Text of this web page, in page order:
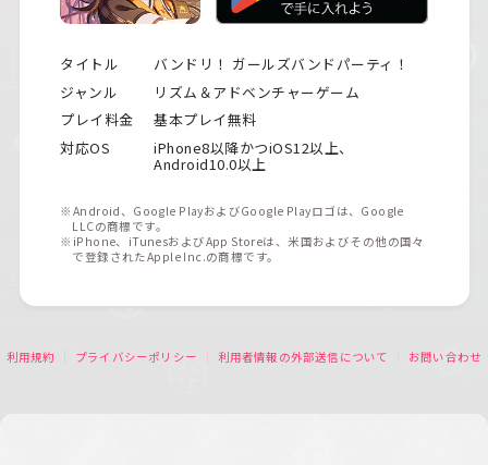
タイトル
バンドリ！ ガールズバンドパーティ！
ジャンル
リズム＆アドベンチャーゲーム
プレイ料金
基本プレイ無料
対応OS
iPhone8以降かつiOS12以上、
Android10.0以上
※Android、Google PlayおよびGoogle Playロゴは、Google
LLCの商標です。
※iPhone、iTunesおよびApp Storeは、米国およびその他の国々
で登録されたApple Inc.の商標です。
利用規約 プライバシーポリシー 利用者情報の外部送信について お問い合わせ